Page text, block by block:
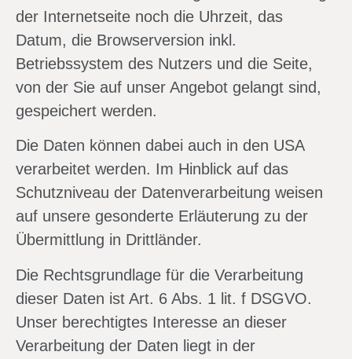
der Internetseite noch die Uhrzeit, das
Datum, die Browserversion inkl.
Betriebssystem des Nutzers und die Seite,
von der Sie auf unser Angebot gelangt sind,
gespeichert werden.
Die Daten können dabei auch in den USA
verarbeitet werden. Im Hinblick auf das
Schutzniveau der Datenverarbeitung weisen
auf unsere gesonderte Erläuterung zu der
Übermittlung in Drittländer.
Die Rechtsgrundlage für die Verarbeitung
dieser Daten ist Art. 6 Abs. 1 lit. f DSGVO.
Unser berechtigtes Interesse an dieser
Verarbeitung der Daten liegt in der